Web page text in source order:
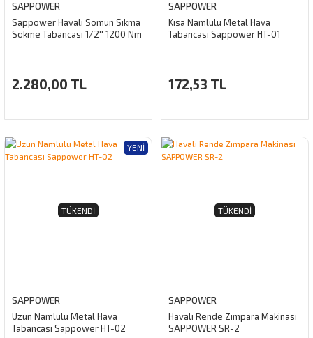
SAPPOWER
Sappower Havalı Somun Sıkma
Sökme Tabancası 1/2'' 1200 Nm
2.280,00 TL
SAPPOWER
Kısa Namlulu Metal Hava
Tabancası Sappower HT-01
172,53 TL
YENI
TÜKENDI
SAPPOWER
Uzun Namlulu Metal Hava
Tabancası Sappower HT-02
TÜKENDI
SAPPOWER
Havalı Rende Zımpara Makinası
SAPPOWER SR-2